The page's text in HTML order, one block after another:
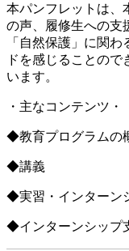
本パンフレットは、
の声、履修生への支
「自然保護」に関
ドを感じることの
います。
・主なコンテンツ・
◆教育プログラムの
◆講義
◆実習・インターン
◆インターンシップ